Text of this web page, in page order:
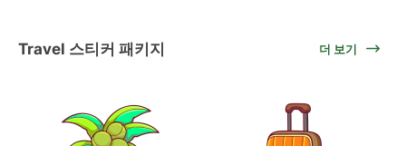
Travel 스티커 패키지 더 보기